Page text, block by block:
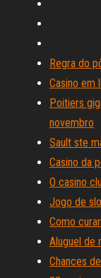
Regra do
Casino em
Poitiers
novembro
Sault ste
Casino da
O casino
Jogo de
Como
Aluguel de
Chances